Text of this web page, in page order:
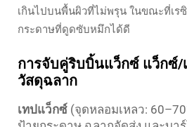
เกินไปบนพื้นผิวที่ไม่พรุน ในขณะที่เร
กระดาษที่ดูดซับหมึกได้ดี
การจับคู่ริบบิ้นแว็กซ์ แว็กซ์/
วัสดุฉลาก
เทปแว็กซ์ (จุดหลอมเหลว: